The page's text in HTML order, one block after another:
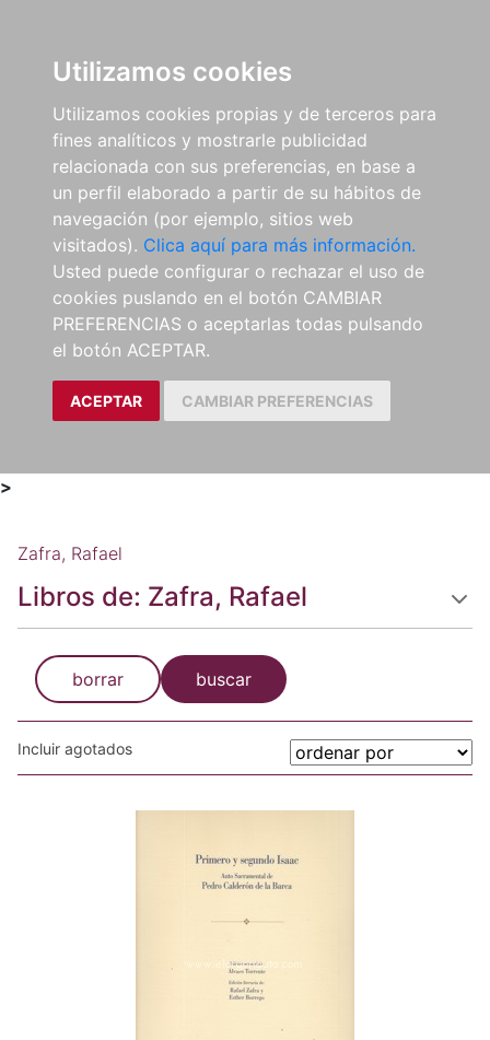
Utilizamos cookies
Utilizamos cookies propias y de terceros para
fines analíticos y mostrarle publicidad
relacionada con sus preferencias, en base a
un perfil elaborado a partir de su hábitos de
navegación (por ejemplo, sitios web
visitados). Clica aquí para más información.
Usted puede configurar o rechazar el uso de
cookies puslando en el botón CAMBIAR
PREFERENCIAS o aceptarlas todas pulsando
el botón ACEPTAR.
ACEPTAR CAMBIAR PREFERENCIAS
>
Zafra, Rafael
Libros de: Zafra, Rafael
borrar buscar
Incluir agotados